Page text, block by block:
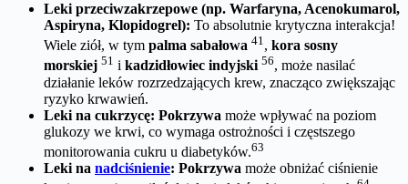
Leki przeciwzakrzepowe (np. Warfaryna, Acenokumarol,
Aspiryna, Klopidogrel): To absolutnie krytyczna interakcja!
Wiele ziół, w tym palma sabałowa 41, kora sosny
morskiej 51 i kadzidłowiec indyjski 56, może nasilać
działanie leków rozrzedzających krew, znacząco zwiększając
ryzyko krwawień.
Leki na cukrzycę: Pokrzywa może wpływać na poziom
glukozy we krwi, co wymaga ostrożności i częstszego
monitorowania cukru u diabetyków.63
Leki na nadciśnienie: Pokrzywa może obniżać ciśnienie